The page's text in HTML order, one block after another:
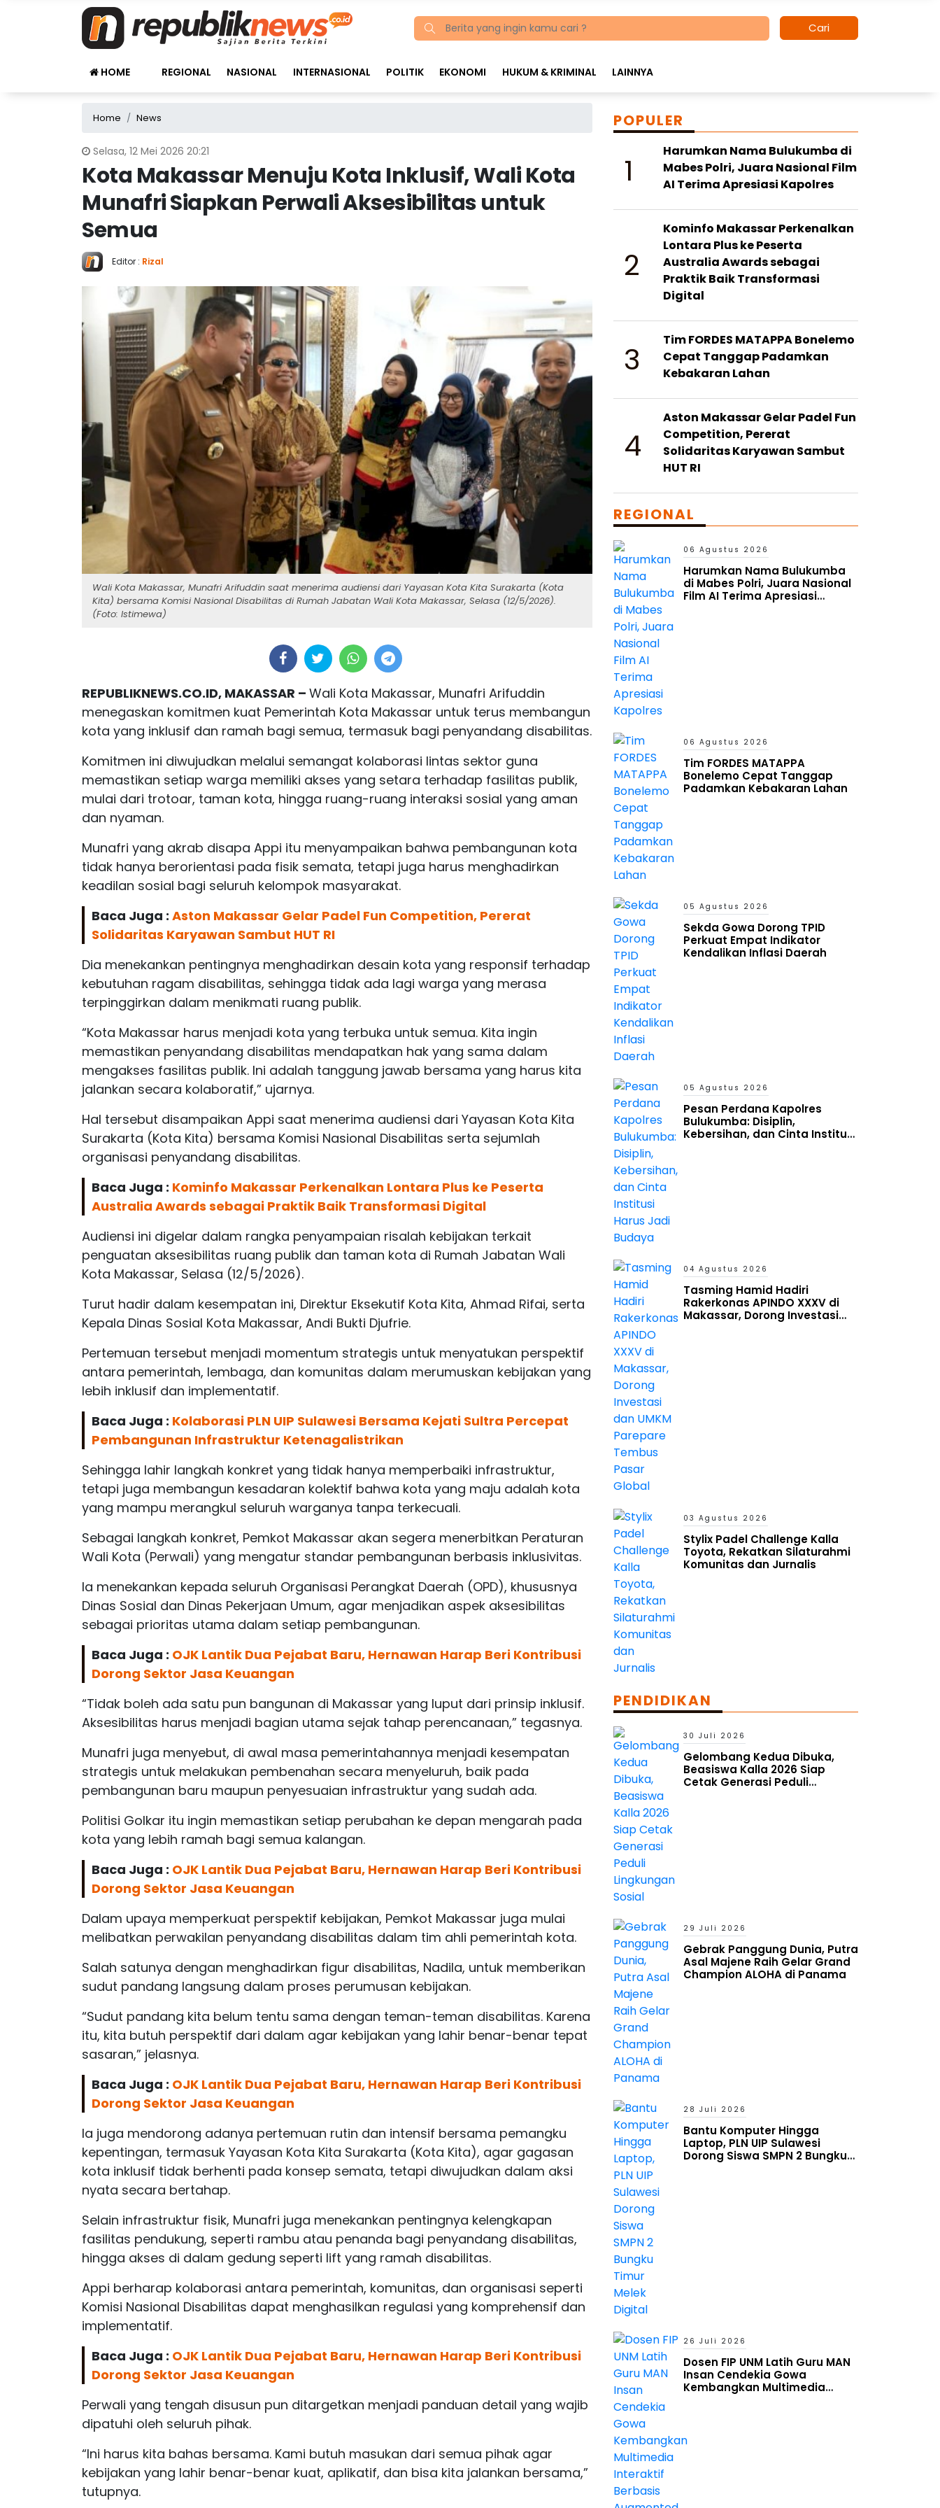
Cari
HOME REGIONAL NASIONAL INTERNASIONAL POLITIK EKONOMI HUKUM & KRIMINAL LAINNYA
Home News
Selasa, 12 Mei 2026 20:21
Kota Makassar Menuju Kota Inklusif, Wali Kota
Munafri Siapkan Perwali Aksesibilitas untuk
Semua
Editor : Rizal
Wali Kota Makassar, Munafri Arifuddin saat menerima audiensi dari Yayasan Kota Kita Surakarta (Kota
Kita) bersama Komisi Nasional Disabilitas di Rumah Jabatan Wali Kota Makassar, Selasa (12/5/2026).
(Foto: Istimewa)
REPUBLIKNEWS.CO.ID, MAKASSAR – Wali Kota Makassar, Munafri Arifuddin
menegaskan komitmen kuat Pemerintah Kota Makassar untuk terus membangun
kota yang inklusif dan ramah bagi semua, termasuk bagi penyandang disabilitas.
Komitmen ini diwujudkan melalui semangat kolaborasi lintas sektor guna
memastikan setiap warga memiliki akses yang setara terhadap fasilitas publik,
mulai dari trotoar, taman kota, hingga ruang-ruang interaksi sosial yang aman
dan nyaman.
Munafri yang akrab disapa Appi itu menyampaikan bahwa pembangunan kota
tidak hanya berorientasi pada fisik semata, tetapi juga harus menghadirkan
keadilan sosial bagi seluruh kelompok masyarakat.
Baca Juga : Aston Makassar Gelar Padel Fun Competition, Pererat
Solidaritas Karyawan Sambut HUT RI
Dia menekankan pentingnya menghadirkan desain kota yang responsif terhadap
kebutuhan ragam disabilitas, sehingga tidak ada lagi warga yang merasa
terpinggirkan dalam menikmati ruang publik.
“Kota Makassar harus menjadi kota yang terbuka untuk semua. Kita ingin
memastikan penyandang disabilitas mendapatkan hak yang sama dalam
mengakses fasilitas publik. Ini adalah tanggung jawab bersama yang harus kita
jalankan secara kolaboratif,” ujarnya.
Hal tersebut disampaikan Appi saat menerima audiensi dari Yayasan Kota Kita
Surakarta (Kota Kita) bersama Komisi Nasional Disabilitas serta sejumlah
organisasi penyandang disabilitas.
Baca Juga : Kominfo Makassar Perkenalkan Lontara Plus ke Peserta
Australia Awards sebagai Praktik Baik Transformasi Digital
Audiensi ini digelar dalam rangka penyampaian risalah kebijakan terkait
penguatan aksesibilitas ruang publik dan taman kota di Rumah Jabatan Wali
Kota Makassar, Selasa (12/5/2026).
Turut hadir dalam kesempatan ini, Direktur Eksekutif Kota Kita, Ahmad Rifai, serta
Kepala Dinas Sosial Kota Makassar, Andi Bukti Djufrie.
Pertemuan tersebut menjadi momentum strategis untuk menyatukan perspektif
antara pemerintah, lembaga, dan komunitas dalam merumuskan kebijakan yang
lebih inklusif dan implementatif.
Baca Juga : Kolaborasi PLN UIP Sulawesi Bersama Kejati Sultra Percepat
Pembangunan Infrastruktur Ketenagalistrikan
Sehingga lahir langkah konkret yang tidak hanya memperbaiki infrastruktur,
tetapi juga membangun kesadaran kolektif bahwa kota yang maju adalah kota
yang mampu merangkul seluruh warganya tanpa terkecuali.
Sebagai langkah konkret, Pemkot Makassar akan segera menerbitkan Peraturan
Wali Kota (Perwali) yang mengatur standar pembangunan berbasis inklusivitas.
Ia menekankan kepada seluruh Organisasi Perangkat Daerah (OPD), khususnya
Dinas Sosial dan Dinas Pekerjaan Umum, agar menjadikan aspek aksesibilitas
sebagai prioritas utama dalam setiap pembangunan.
Baca Juga : OJK Lantik Dua Pejabat Baru, Hernawan Harap Beri Kontribusi
Dorong Sektor Jasa Keuangan
“Tidak boleh ada satu pun bangunan di Makassar yang luput dari prinsip inklusif.
Aksesibilitas harus menjadi bagian utama sejak tahap perencanaan,” tegasnya.
Munafri juga menyebut, di awal masa pemerintahannya menjadi kesempatan
strategis untuk melakukan pembenahan secara menyeluruh, baik pada
pembangunan baru maupun penyesuaian infrastruktur yang sudah ada.
Politisi Golkar itu ingin memastikan setiap perubahan ke depan mengarah pada
kota yang lebih ramah bagi semua kalangan.
Baca Juga : OJK Lantik Dua Pejabat Baru, Hernawan Harap Beri Kontribusi
Dorong Sektor Jasa Keuangan
Dalam upaya memperkuat perspektif kebijakan, Pemkot Makassar juga mulai
melibatkan perwakilan penyandang disabilitas dalam tim ahli pemerintah kota.
Salah satunya dengan menghadirkan figur disabilitas, Nadila, untuk memberikan
sudut pandang langsung dalam proses perumusan kebijakan.
“Sudut pandang kita belum tentu sama dengan teman-teman disabilitas. Karena
itu, kita butuh perspektif dari dalam agar kebijakan yang lahir benar-benar tepat
sasaran,” jelasnya.
Baca Juga : OJK Lantik Dua Pejabat Baru, Hernawan Harap Beri Kontribusi
Dorong Sektor Jasa Keuangan
Ia juga mendorong adanya pertemuan rutin dan intensif bersama pemangku
kepentingan, termasuk Yayasan Kota Kita Surakarta (Kota Kita), agar gagasan
kota inklusif tidak berhenti pada konsep semata, tetapi diwujudkan dalam aksi
nyata secara bertahap.
Selain infrastruktur fisik, Munafri juga menekankan pentingnya kelengkapan
fasilitas pendukung, seperti rambu atau penanda bagi penyandang disabilitas,
hingga akses di dalam gedung seperti lift yang ramah disabilitas.
Appi berharap kolaborasi antara pemerintah, komunitas, dan organisasi seperti
Komisi Nasional Disabilitas dapat menghasilkan regulasi yang komprehensif dan
implementatif.
Baca Juga : OJK Lantik Dua Pejabat Baru, Hernawan Harap Beri Kontribusi
Dorong Sektor Jasa Keuangan
Perwali yang tengah disusun pun ditargetkan menjadi panduan detail yang wajib
dipatuhi oleh seluruh pihak.
“Ini harus kita bahas bersama. Kami butuh masukan dari semua pihak agar
kebijakan yang lahir benar-benar kuat, aplikatif, dan bisa kita jalankan bersama,”
tutupnya.
POPULER
1
Harumkan Nama Bulukumba di
Mabes Polri, Juara Nasional Film
AI Terima Apresiasi Kapolres
2
Kominfo Makassar Perkenalkan
Lontara Plus ke Peserta
Australia Awards sebagai
Praktik Baik Transformasi
Digital
3
Tim FORDES MATAPPA Bonelemo
Cepat Tanggap Padamkan
Kebakaran Lahan
4
Aston Makassar Gelar Padel Fun
Competition, Pererat
Solidaritas Karyawan Sambut
HUT RI
REGIONAL
06 Agustus 2026
Harumkan Nama Bulukumba
di Mabes Polri, Juara Nasional
Film AI Terima Apresiasi
06 Agustus 2026
Tim FORDES MATAPPA
Bonelemo Cepat Tanggap
Padamkan Kebakaran Lahan
05 Agustus 2026
Sekda Gowa Dorong TPID
Perkuat Empat Indikator
Kendalikan Inflasi Daerah
05 Agustus 2026
Pesan Perdana Kapolres
Bulukumba: Disiplin,
Kebersihan, dan Cinta Institusi
04 Agustus 2026
Tasming Hamid Hadiri
Rakerkonas APINDO XXXV di
Makassar, Dorong Investasi
03 Agustus 2026
Stylix Padel Challenge Kalla
Toyota, Rekatkan Silaturahmi
Komunitas dan Jurnalis
PENDIDIKAN
30 Juli 2026
Gelombang Kedua Dibuka,
Beasiswa Kalla 2026 Siap
Cetak Generasi Peduli
29 Juli 2026
Gebrak Panggung Dunia, Putra
Asal Majene Raih Gelar Grand
Champion ALOHA di Panama
28 Juli 2026
Bantu Komputer Hingga
Laptop, PLN UIP Sulawesi
Dorong Siswa SMPN 2 Bungku
26 Juli 2026
Dosen FIP UNM Latih Guru MAN
Insan Cendekia Gowa
Kembangkan Multimedia